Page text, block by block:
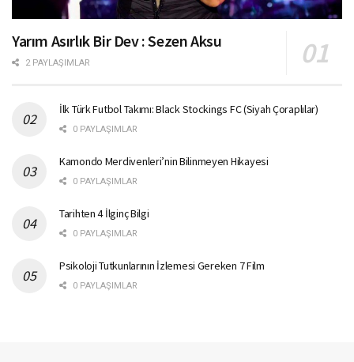
Yarım Asırlık Bir Dev : Sezen Aksu
2 PAYLAŞIMLAR
İlk Türk Futbol Takımı: Black Stockings FC (Siyah Çoraplılar)
0 PAYLAŞIMLAR
Kamondo Merdivenleri’nin Bilinmeyen Hikayesi
0 PAYLAŞIMLAR
Tarihten 4 İlginç Bilgi
0 PAYLAŞIMLAR
Psikoloji Tutkunlarının İzlemesi Gereken 7 Film
0 PAYLAŞIMLAR